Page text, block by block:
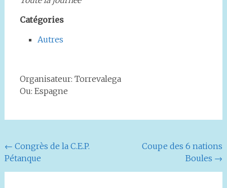
Catégories
Autres
Organisateur: Torrevalega
Ou: Espagne
Navigation
de
← Congrès de la C.E.P.
Pétanque
Coupe des 6 nations
Boules →